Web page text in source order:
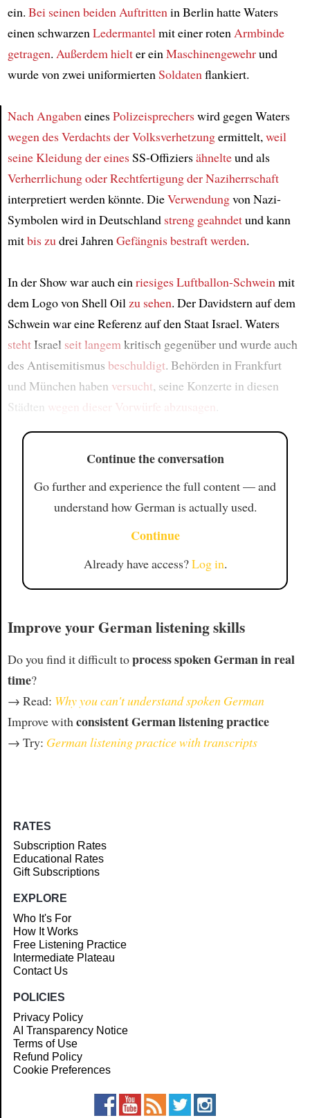
Article
ein. Bei seinen beiden Auftritten in Berlin hatte Waters
einen schwarzen Ledermantel mit einer roten Armbinde
getragen. Außerdem hielter ein Maschinengewehrund
wurde von zwei uniformierten Soldaten flankiert.
Nach Angaben einesPolizeisprecherswird gegen Waters
wegen des Verdachts der Volksverhetzungermittelt, weil
seine Kleidungder einesSS-Offiziersähnelteund als
Verherrlichung oder Rechtfertigungder Naziherrschaft
interpretiert werden könnte. DieVerwendungvon Nazi-
Symbolen wird in Deutschland streng geahndetund kann
mitbis zu drei Jahren Gefängnisbestraft werden.
In der Show war auch ein riesiges Luftballon-Schwein mit
dem Logo von Shell Oil zu sehen. Der Davidstern auf dem
Schwein war eine Referenz auf den Staat Israel. Waters
stehtIsrael seit langem kritisch gegenüber und wurde auch
des Antisemitismus beschuldigt. Behörden in Frankfurt
und München haben versucht, seine Konzerte in diesen
Städten wegen dieser Vorwürfe abzusagen
Continue the conversation
Go further and experience the full content — and
understand how German is actually used.
Continue
Already have access?Log in.
Improve your German listening skills
Do you find it difficult toprocess spoken German in real
time?
→ Read: Why you can't understand spoken German
Improve withconsistent German listening practice
→ Try: German listening practice with transcripts
RATES
Subscription Rates
Educational Rates
Gift Subscriptions
EXPLORE
Who It's For
How It Works
Free Listening Practice
Intermediate Plateau
Contact Us
POLICIES
Privacy Policy
AI Transparency Notice
Terms of Use
Refund Policy
Cookie Preferences